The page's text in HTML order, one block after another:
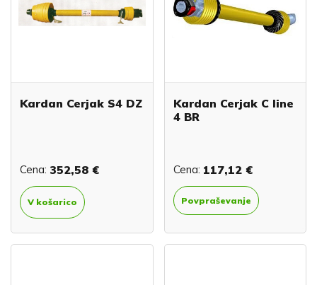
Kardan Cerjak S4 DZ
Cena: 352,58 €
V košarico
Kardan Cerjak C line
4 BR
Cena: 117,12 €
Povpraševanje